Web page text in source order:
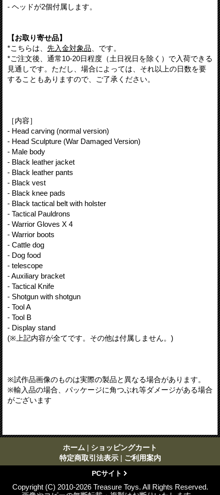
- ヘッドが2個付属します。
【お取り寄せ品】
*こちらは、 先入金対象品 、です。
*ご注文後、通常10-20日程度（土日祝日を除く）で入荷できる
見通しです。ただし、場合によっては、それ以上の日数を要
することもありますので、ご了承ください。
［内容］
- Head carving (normal version)
- Head Sculpture (War Damaged Version)
- Male body
- Black leather jacket
- Black leather pants
- Black vest
- Black knee pads
- Black tactical belt with holster
- Tactical Pauldrons
- Warrior Gloves X 4
- Warrior boots
- Cattle dog
- Dog food
- telescope
- Auxiliary bracket
- Tactical Knife
- Shotgun with shotgun
- Tool A
- Tool B
- Display stand
(※上記内容が全てです。その他は付属しません。)
※試作品画像のものは実際の製品と異なる場合があります。
※輸入品の場合、パッケージに角つぶれ等ダメージがある場合
がございます
ホーム | ショッピングカート
特定商取引法表示 | ご利用案内
PCサイト
Copyright (C) 2010-2026 Treasure Toys. All Rights Reserved.